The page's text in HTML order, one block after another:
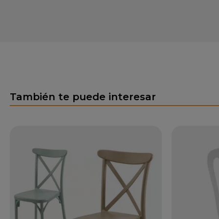
También te puede interesar